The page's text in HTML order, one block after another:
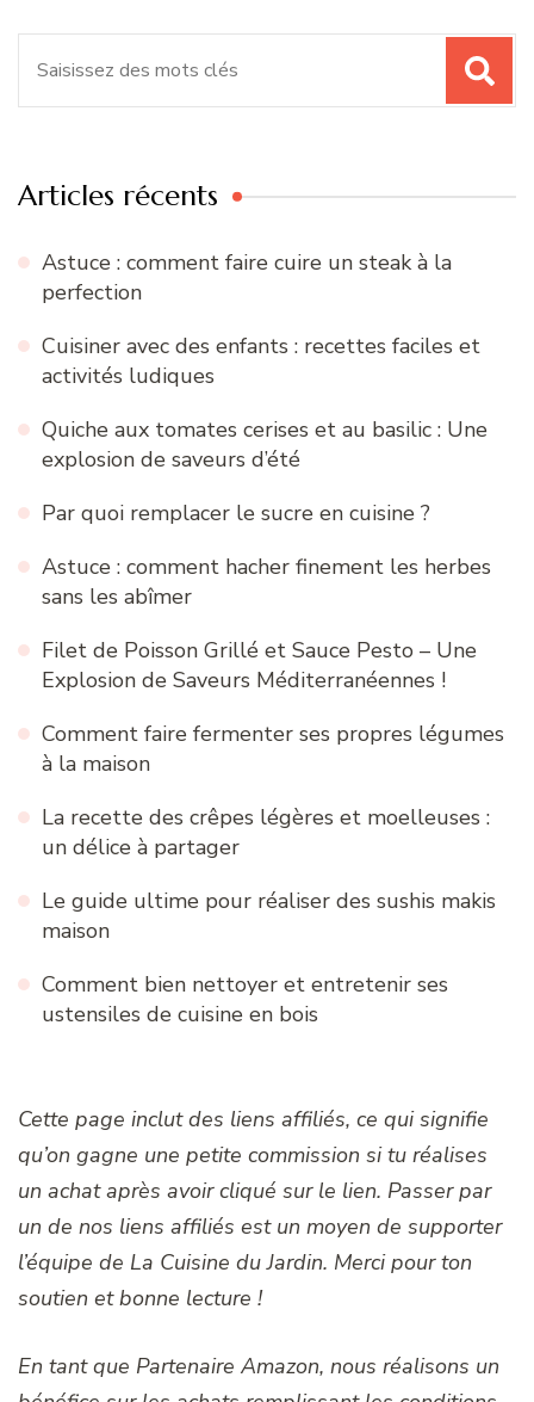
Articles récents
Astuce : comment faire cuire un steak à la
perfection
Cuisiner avec des enfants : recettes faciles et
activités ludiques
Quiche aux tomates cerises et au basilic : Une
explosion de saveurs d’été
Par quoi remplacer le sucre en cuisine ?
Astuce : comment hacher finement les herbes
sans les abîmer
Filet de Poisson Grillé et Sauce Pesto – Une
Explosion de Saveurs Méditerranéennes !
Comment faire fermenter ses propres légumes
à la maison
La recette des crêpes légères et moelleuses :
un délice à partager
Le guide ultime pour réaliser des sushis makis
maison
Comment bien nettoyer et entretenir ses
ustensiles de cuisine en bois
Cette page inclut des liens affiliés, ce qui signifie
qu’on gagne une petite commission si tu réalises
un achat après avoir cliqué sur le lien. Passer par
un de nos liens affiliés est un moyen de supporter
l’équipe de La Cuisine du Jardin. Merci pour ton
soutien et bonne lecture !
En tant que Partenaire Amazon, nous réalisons un